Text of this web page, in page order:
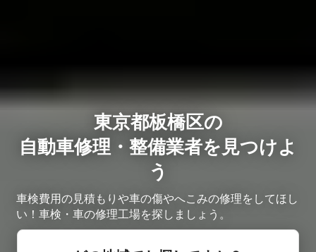
東京都板橋区の
自動車修理・整備業者を見つけよ
う
車検費用の見積もりや車の傷やへこみの修理をしてほし
い！車検・車の修理工場を探しましょう。